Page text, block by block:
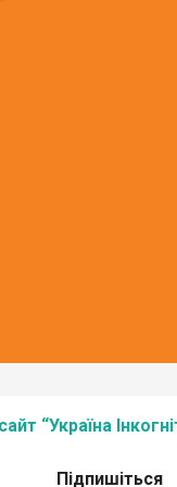
“Україна
Підпишіться